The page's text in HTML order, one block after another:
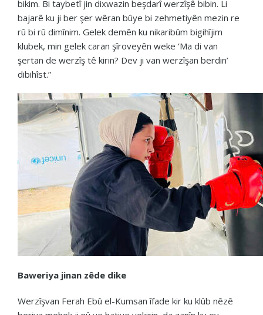
bikim. Bi taybetî jin dixwazin beşdarî werzîşê bibin. Li
bajarê ku ji ber şer wêran bûye bi zehmetiyên mezin re
rû bi rû dimînim. Gelek demên ku nikaribûm bigihîjim
klubek, min gelek caran şîroveyên weke ‘Ma di van
şertan de werzîş tê kirin? Dev ji van werzîşan berdin’
dibihîst.”
Baweriya jinan zêde dike
Werzîşvan Ferah Ebû el-Kumsan îfade kir ku klûb nêzê